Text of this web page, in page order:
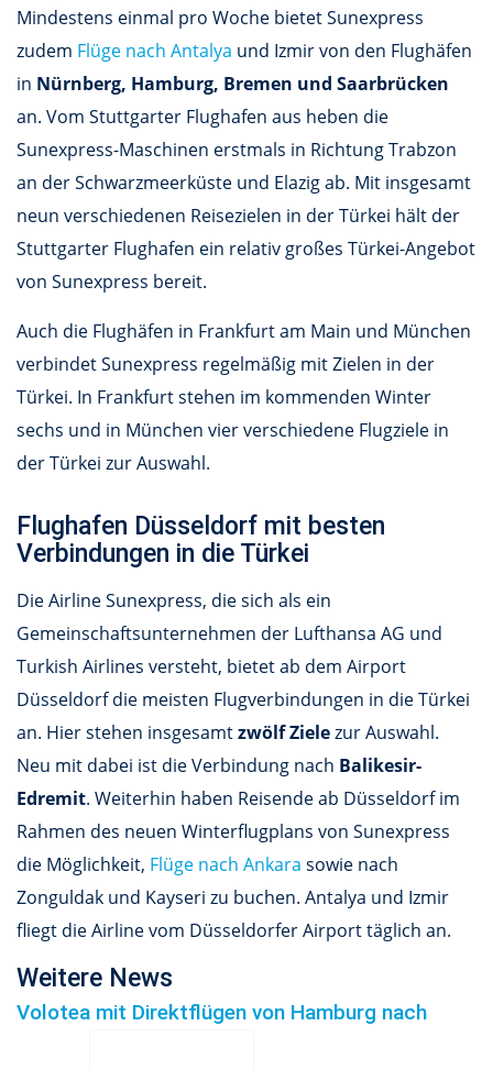
Mindestens einmal pro Woche bietet Sunexpress
zudem Flüge nach Antalya und Izmir von den Flughäfen
in Nürnberg, Hamburg, Bremen und Saarbrücken
an. Vom Stuttgarter Flughafen aus heben die
Sunexpress-Maschinen erstmals in Richtung Trabzon
an der Schwarzmeerküste und Elazig ab. Mit insgesamt
neun verschiedenen Reisezielen in der Türkei hält der
Stuttgarter Flughafen ein relativ großes Türkei-Angebot
von Sunexpress bereit.
Auch die Flughäfen in Frankfurt am Main und München
verbindet Sunexpress regelmäßig mit Zielen in der
Türkei. In Frankfurt stehen im kommenden Winter
sechs und in München vier verschiedene Flugziele in
der Türkei zur Auswahl.
Flughafen Düsseldorf mit besten
Verbindungen in die Türkei
Die Airline Sunexpress, die sich als ein
Gemeinschaftsunternehmen der Lufthansa AG und
Turkish Airlines versteht, bietet ab dem Airport
Düsseldorf die meisten Flugverbindungen in die Türkei
an. Hier stehen insgesamtzwölf Zielezur Auswahl.
Neu mit dabei ist die Verbindung nach Balikesir-
Edremit. Weiterhin haben Reisende ab Düsseldorf im
Rahmen des neuen Winterflugplans von Sunexpress
die Möglichkeit, Flüge nach Ankara sowie nach
Zonguldak und Kayseri zu buchen. Antalya und Izmir
fliegt die Airline vom Düsseldorfer Airport täglich an.
Weitere News
Volotea mit Direktflügen von Hamburg nach